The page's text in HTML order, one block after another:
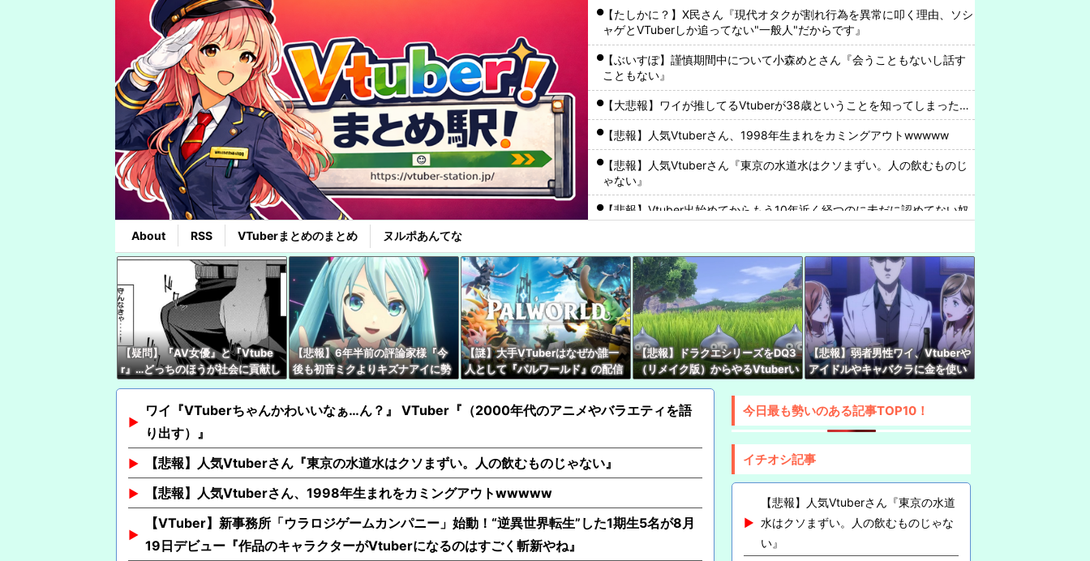
【たしかに？】X民さん『現代オタクが割れ行為を異常に叩く理由、ソシ
ャゲとVTuberしか追ってない"一般人"だからです』
【ぶいすぽ】謹慎期間中について小森めとさん『会うこともないし話す
こともない』
【大悲報】ワイが推してるVtuberが38歳ということを知ってしまった…
【悲報】人気Vtuberさん、1998年生まれをカミングアウトwwwww
【悲報】人気Vtuberさん『東京の水道水はクソまずい。人の飲むものじ
ゃない』
【悲報】Vtuber出始めてからもう10年近く経つのに未だに認めてない奴
って『変化を嫌う』ハッタショよな
【動画】VTuberさん配信中にセ◯クスしてしまうwwww
ワイ『VTuberちゃんかわいいなぁ…ん？』 VTuber『（2000年代のアニ
メやバラエティを語り出す）』
【初見】VTuber「ゲームやります！完全初見！！」←完全初見ばっかや
ん、たまには『大好きなゲーム！語りながらやります！！』みたいなの
やれよ
【速報】人気Vtuberみけねこさん、初小説が書籍化決定してしまう
wwwww←み！さんなんでもやるなあ
About RSS VTuberまとめのまとめ ヌルポあんてな
【疑問】『AV女優』と『Vtube
r』…どっちのほうが社会に貢献し
ている？
【悲報】6年半前の評論家様『今
後も初音ミクよりキズナアイに勢
いはあるし、誰もそれを止めるこ
とはできない』
【謎】大手VTuberはなぜか誰一
人として『パルワールド』の配信
やってないけど同接50万で世界2
【悲報】ドラクエシリーズをDQ3
（リメイク版）からやるVtuberい
るけど誰か止めろよな…
【悲報】弱者男性ワイ、Vtuberや
アイドルやキャバクラに金を使い
ワイ『VTuberちゃんかわいいなぁ…ん？』 VTuber『（2000年代のアニメやバラエティを語
り出す）』
【悲報】人気Vtuberさん『東京の水道水はクソまずい。人の飲むものじゃない』
【悲報】人気Vtuberさん、1998年生まれをカミングアウトwwwww
【VTuber】新事務所「ウラロジゲームカンパニー」始動！“逆異世界転生”した1期生5名が8月
19日デビュー『作品のキャラクターがVtuberになるのはすごく斬新やね』
今日最も勢いのある記事TOP10！
イチオシ記事
【悲報】人気Vtuberさん『東京の水道
水はクソまずい。人の飲むものじゃな
い』